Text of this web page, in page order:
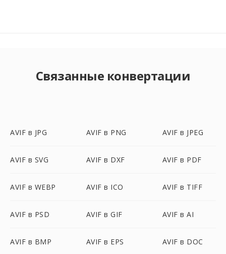
Связанные конвертации
AVIF в JPG AVIF в PNG AVIF в JPEG
AVIF в SVG AVIF в DXF AVIF в PDF
AVIF в WEBP AVIF в ICO AVIF в TIFF
AVIF в PSD AVIF в GIF AVIF в AI
AVIF в BMP AVIF в EPS AVIF в DOC